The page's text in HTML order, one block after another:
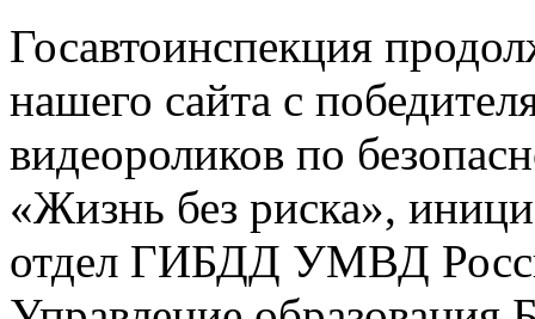
Госавтоинспекция
нашего сайта с
видеороликов по
«Жизнь без риска»,
отдел ГИБДД УМВД